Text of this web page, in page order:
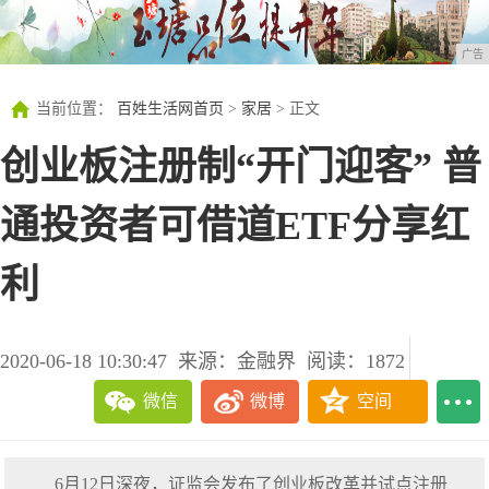
广告
当前位置： 百姓生活网首页 > 家居 > 正文
创业板注册制“开门迎客” 普
通投资者可借道ETF分享红
利
2020-06-18 10:30:47 来源：金融界 阅读：1872
微信 微博 空间
6月12日深夜，证监会发布了创业板改革并试点注册